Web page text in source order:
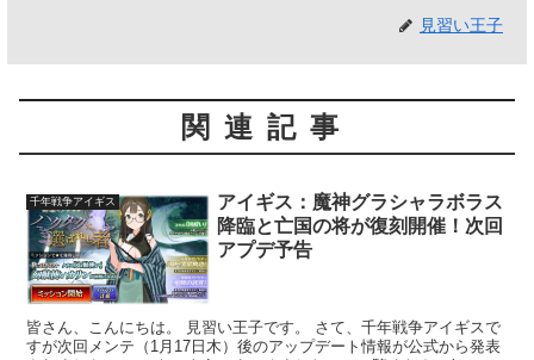
見習い王子
関連記事
千年戦争アイギス
アイギス：魔神グラシャラボラス
降臨と亡国の将が復刻開催！次回
アプデ予告
皆さん、こんにちは。 見習い王子です。 さて、千年戦争アイギスで
すが次回メンテ（1月17日木）後のアップデート情報が公式から発表